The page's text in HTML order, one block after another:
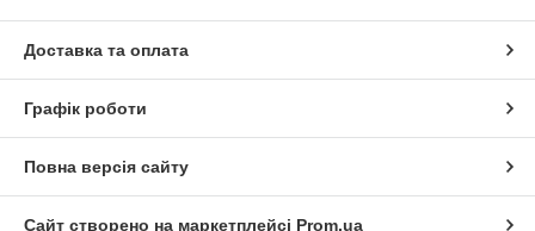
Доставка та оплата
Графік роботи
Повна версія сайту
Сайт створено на маркетплейсі Prom.ua